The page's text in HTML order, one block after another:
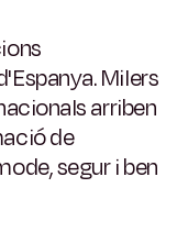
Milers
arriben
de
segur i ben